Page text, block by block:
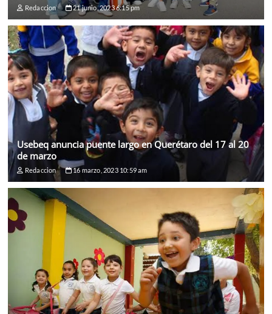
Redaccion 21 junio, 2023 6:15 pm
Usebeq anuncia puente largo en Querétaro del 17 al 20
de marzo
Redaccion 16 marzo, 2023 10:59 am